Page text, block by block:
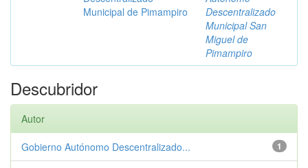
Municipal de Pimampiro
Descentralizado
Municipal San
Miguel de
Pimampiro
Descubridor
Autor
1
Gobierno Autónomo Descentralizado...